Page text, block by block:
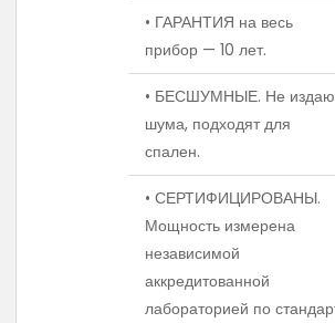
• ГАРАНТИЯ на весь
прибор — 10 лет.
• БЕСШУМНЫЕ. Не
шума, подходят для
спален.
• СЕРТИФИЦИРОВАНЫ.
Мощность измерена
независимой
аккредитованной
лабораторией по